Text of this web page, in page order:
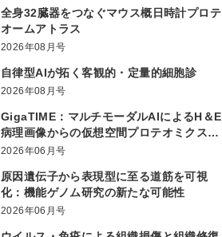
全身32臓器をつなぐマウス概日時計プロテ
オームアトラス
2026年08月号
自律型AIが拓く客観的・定量的細胞診
2026年08月号
GigaTIME：マルチモーダルAIによるH＆E
病理画像からの仮想空間プロテオミクス生
成大規模かつ多様な患者集団での腫瘍免疫
2026年06月号
原因遺伝子から表現型に至る道筋を可視
化：機能ゲノム研究の新たな可能性
2026年06月号